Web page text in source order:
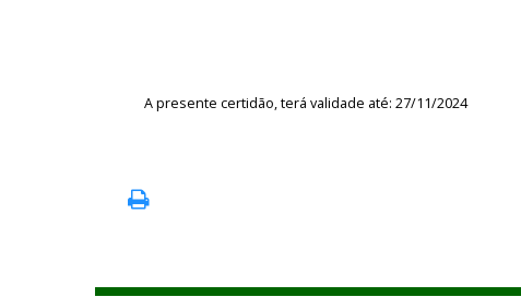
A presente certidão, terá validade até: 27/11/2024